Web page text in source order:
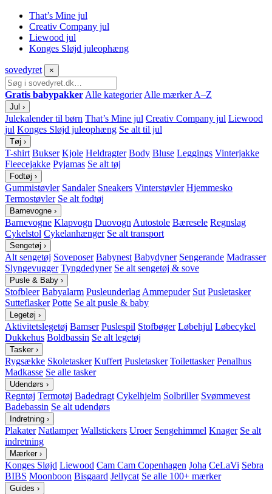
That’s Mine jul
Creativ Company jul
Liewood jul
Konges Sløjd juleophæng
sovedyret ×
Gratis babypakker Alle kategorier Alle mærker A–Z
Jul ›
Julekalender til børn That’s Mine jul Creativ Company jul Liewood
jul Konges Sløjd juleophæng Se alt til jul
Tøj ›
T-shirt Bukser Kjole Heldragter Body Bluse Leggings Vinterjakke
Fleecejakke Pyjamas Se alt tøj
Fodtøj ›
Gummistøvler Sandaler Sneakers Vinterstøvler Hjemmesko
Termostøvler Se alt fodtøj
Barnevogne ›
Barnevogne Klapvogn Duovogn Autostole Bæresele Regnslag
Cykelstol Cykelanhænger Se alt transport
Sengetøj ›
Alt sengetøj Soveposer Babynest Babydyner Sengerande Madrasser
Slyngevugger Tyngdedyner Se alt sengetøj & sove
Pusle & Baby ›
Stofbleer Babyalarm Pusleunderlag Ammepuder Sut Pusletasker
Sutteflasker Potte Se alt pusle & baby
Legetøj ›
Aktivitetslegetøj Bamser Puslespil Stofbøger Løbehjul Løbecykel
Dukkehus Boldbassin Se alt legetøj
Tasker ›
Rygsække Skoletasker Kuffert Pusletasker Toilettasker Penalhus
Madkasse Se alle tasker
Udendørs ›
Regntøj Termotøj Badedragt Cykelhjelm Solbriller Svømmevest
Badebassin Se alt udendørs
Indretning ›
Plakater Natlamper Wallstickers Uroer Sengehimmel Knager Se alt
indretning
Mærker ›
Konges Sløjd Liewood Cam Cam Copenhagen Joha CeLaVi Sebra
BIBS Moonboon Bisgaard Jellycat Se alle 100+ mærker
Guides ›